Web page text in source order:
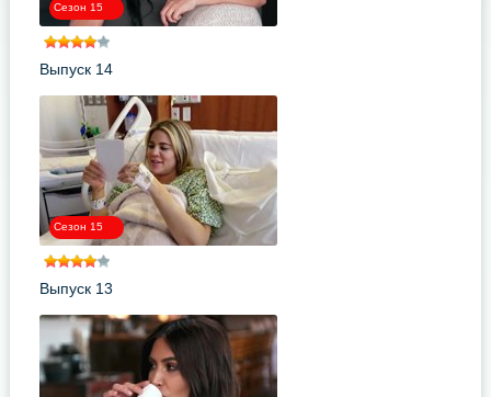
Сезон 15
Выпуск 14
Сезон 15
Выпуск 13